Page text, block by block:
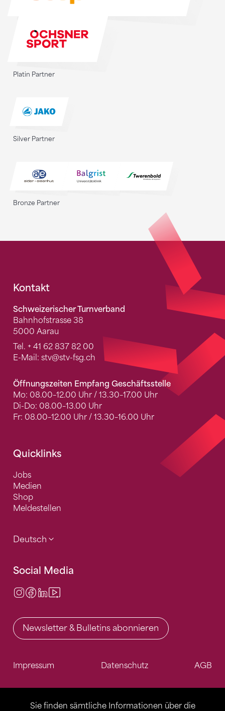
Sie finden sämtliche Informationen über die
Platin Partner
Silver Partner
Bronze Partner
Fusszeile
Kontakt
Schweizerischer Turnverband
Bahnhofstrasse 38
5000 Aarau
Tel. + 41 62 837 82 00
E-Mail: stv@stv-fsg.ch
Öffnungszeiten Empfang Geschäftsstelle
Mo: 08.00–12.00 Uhr / 13.30–17.00 Uhr
Di-Do: 08.00–13.00 Uhr
Fr: 08.00–12.00 Uhr / 13.30–16.00 Uhr
Quicklinks
Jobs
Medien
Shop
Meldestellen
Deutsch
Social Media
Instagram
Facebook
LinkedIn
Newsletter & Bulletins abonnieren
Impressum Datenschutz AGB